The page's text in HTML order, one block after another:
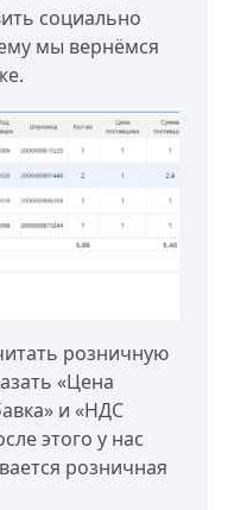
социально
мы вернёмся
розничную
«Цена
и «НДС
этого у нас
розничная